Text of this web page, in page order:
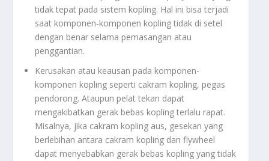
tidak tepat pada sistem kopling. Hal ini bisa terjadi
saat komponen-komponen kopling tidak di setel
dengan benar selama pemasangan atau
penggantian.
Kerusakan atau keausan pada komponen-
komponen kopling seperti cakram kopling, pegas
pendorong. Ataupun pelat tekan dapat
mengakibatkan gerak bebas kopling terlalu rapat.
Misalnya, jika cakram kopling aus, gesekan yang
berlebihan antara cakram kopling dan flywheel
dapat menyebabkan gerak bebas kopling yang tidak